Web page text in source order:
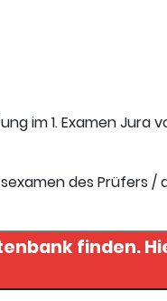
im 1. Examen Jura
des Prüfers /
finden. Hier